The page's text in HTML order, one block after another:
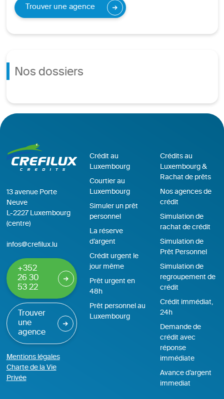
Trouver une agence
Nos dossiers
13 avenue Porte
Neuve
L-2227 Luxembourg
(centre)
infos@crefilux.lu
+352
26 30
53 22
Trouver
une
agence
Mentions légales
Charte de la Vie
Privée
Crédit au
Luxembourg
Courtier au
Luxembourg
Simuler un prêt
personnel
La réserve
d’argent
Crédit urgent le
jour même
Prêt urgent en
48h
Prêt personnel au
Luxembourg
Crédits au
Luxembourg &
Rachat de prêts
Nos agences de
crédit
Simulation de
rachat de crédit
Simulation de
Prêt Personnel
Simulation de
regroupement de
crédit
Crédit immédiat,
24h
Demande de
crédit avec
réponse
immédiate
Avance d’argent
immediat